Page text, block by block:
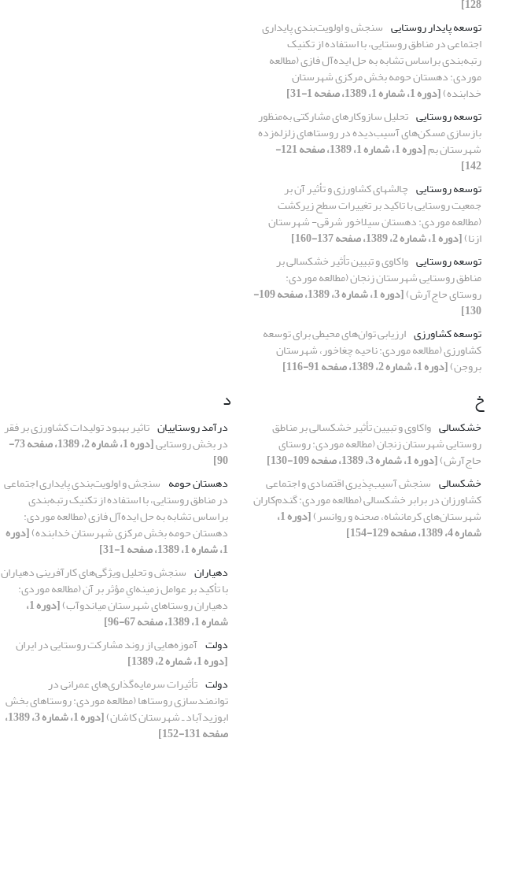
توسعه پایدار روستایی سنجش و اولویت‌بندی پایداری
اجتماعی در مناطق روستایی، با استفاده از تکنیک
رتبه‌بندی براساس تشابه به حل ایده‌آل فازی (مطالعه
موردی: دهستان حومه بخش مرکزی شهرستان
خدابنده)[دوره 1، شماره 1، 1389، صفحه 1-31]
توسعه روستایی تحلیل سازوکارهای مشارکتی به‌منظور
بازسازی مسکن‌های آسیب‌دیده در روستاهای زلزله‌زده
شهرستان بم [دوره 1، شماره 1، 1389، صفحه 121-
142]
توسعه روستایی چالشهای کشاورزی و تأثیر آن بر
جمعیت روستایی با تاکید بر تغییرات سطح زیرکشت
(مطالعه موردی: دهستان سیلاخور شرقی- شهرستان
ازنا)[دوره 1، شماره 2، 1389، صفحه 137-160]
توسعه روستایی واکاوی و تبیین تأثیر خشکسالی بر
مناطق روستایی شهرستان زنجان (مطالعه موردی:
روستای حاج‌آرش) [دوره 1، شماره 3، 1389، صفحه 109-
130]
توسعه کشاورزی ارزیابی توان‌های محیطی برای توسعه
کشاورزی (مطالعه موردی: ناحیه چغاخور، شهرستان
بروجن)[دوره 1، شماره 2، 1389، صفحه 91-116]
خ
خشکسالی واکاوی و تبیین تأثیر خشکسالی بر مناطق
روستایی شهرستان زنجان (مطالعه موردی: روستای
حاج‌آرش)[دوره 1، شماره 3، 1389، صفحه 109-130]
خشکسالی سنجش آسیب‌پذیری اقتصادی و اجتماعی
کشاورزان در برابر خشکسالی (مطالعه موردی: گندم‌کاران
شهرستان‌های کرمانشاه، صحنه و روانسر) [دوره 1،
شماره 4، 1389، صفحه 129-154]
د
درآمد روستاییان تاثیر بهبود تولیدات کشاورزی بر فقر
در بخش روستایی [دوره 1، شماره 2، 1389، صفحه 73-
90]
دهستان حومه سنجش و اولویت‌بندی پایداری اجتماعی
در مناطق روستایی، با استفاده از تکنیک رتبه‌بندی
براساس تشابه به حل ایده‌آل فازی (مطالعه موردی:
دهستان حومه بخش مرکزی شهرستان خدابنده)[دوره
1، شماره 1، 1389، صفحه 1-31]
دهیاران سنجش و تحلیل ویژگی‌های کارآفرینی دهیاران
با تأکید بر عوامل زمینه‌ایِ مؤثر بر آن (مطالعه موردی:
دهیاران روستاهای شهرستان میاندوآب) [دوره 1،
شماره 1، 1389، صفحه 67-96]
دولت آموزه‌هایی از روند مشارکت روستایی در ایران
[دوره 1، شماره 2، 1389]
دولت تأثیرات سرمایه‌گذاری‌های عمرانی در
توانمندسازی روستاها (مطالعه موردی: روستاهای بخش
ابوزیدآباد ـ شهرستان کاشان) [دوره 1، شماره 3، 1389،
صفحه 131-152]